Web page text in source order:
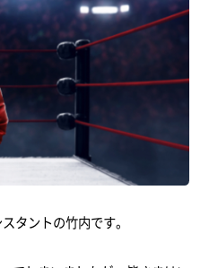
タントの竹内です。